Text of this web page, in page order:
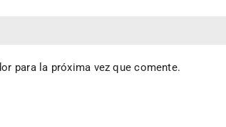
para la próxima vez que comente.